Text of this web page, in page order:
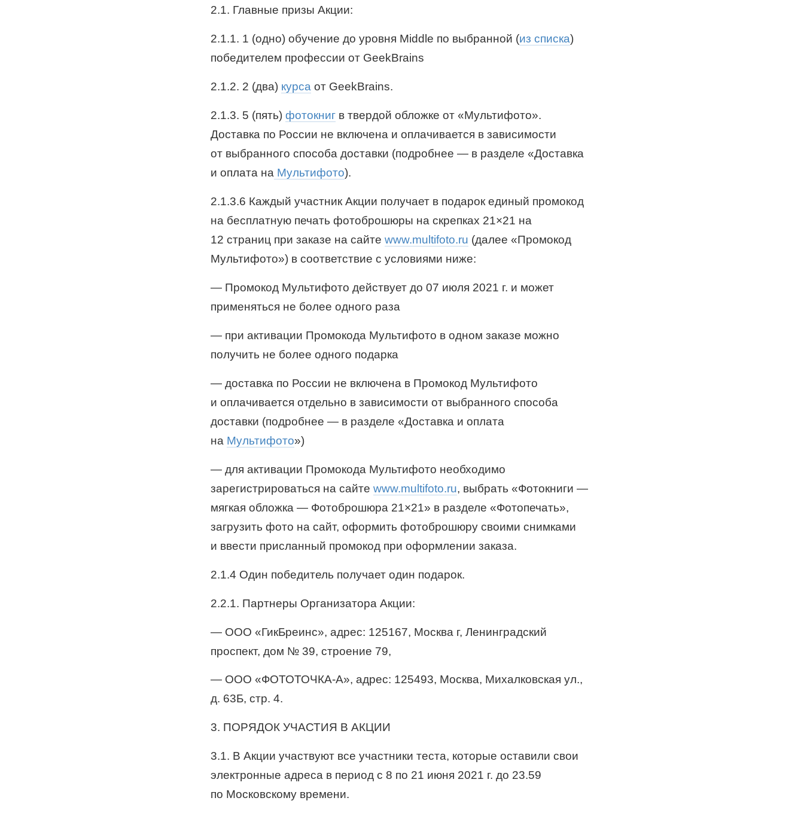
2.1. Главные призы Акции:
2.1.1. 1 (одно) обучение до уровня Middle по выбранной (из списка)
победителем профессии от GeekBrains
2.1.2. 2 (два) курса от GeekBrains.
2.1.3. 5 (пять) фотокниг в твердой обложке от «Мультифото».
Доставка по России не включена и оплачивается в зависимости
от выбранного способа доставки (подробнее — в разделе «Доставка
и оплата на Мультифото).
2.1.3.6 Каждый участник Акции получает в подарок единый промокод
на бесплатную печать фотоброшюры на скрепках 21×21 на
12 страниц при заказе на сайте www.multifoto.ru (далее «Промокод
Мультифото») в соответствие с условиями ниже:
— Промокод Мультифото действует до 07 июля 2021 г. и может
применяться не более одного раза
— при активации Промокода Мультифото в одном заказе можно
получить не более одного подарка
— доставка по России не включена в Промокод Мультифото
и оплачивается отдельно в зависимости от выбранного способа
доставки (подробнее — в разделе «Доставка и оплата
на Мультифото»)
— для активации Промокода Мультифото необходимо
зарегистрироваться на сайте www.multifoto.ru, выбрать «Фотокниги —
мягкая обложка — Фотоброшюра 21×21» в разделе «Фотопечать»,
загрузить фото на сайт, оформить фотоброшюру своими снимками
и ввести присланный промокод при оформлении заказа.
2.1.4 Один победитель получает один подарок.
2.2.1. Партнеры Организатора Акции:
— ООО «ГикБреинс», адрес: 125167, Москва г, Ленинградский
проспект, дом № 39, строение 79,
— ООО «ФОТОТОЧКА-А», адрес: 125493, Москва, Михалковская ул.,
д. 63Б, стр. 4.
3. ПОРЯДОК УЧАСТИЯ В АКЦИИ
3.1. В Акции участвуют все участники теста, которые оставили свои
электронные адреса в период с 8 по 21 июня 2021 г. до 23.59
по Московскому времени.